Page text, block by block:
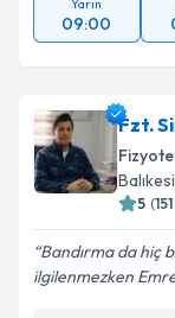
Yarın
09:00
Fzt.
5 (151
Bandırma da hiç
ilgilenmezken